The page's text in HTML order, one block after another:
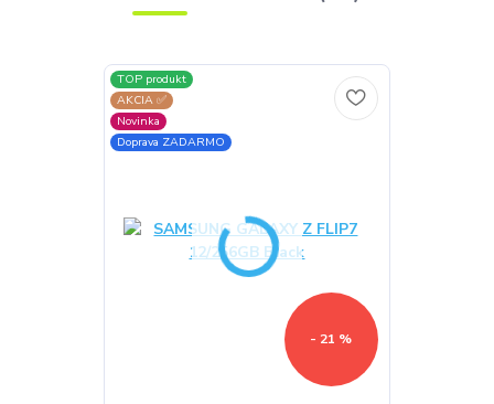
TOP produkt
AKCIA ✅
Novinka
Doprava ZADARMO
- 21 %